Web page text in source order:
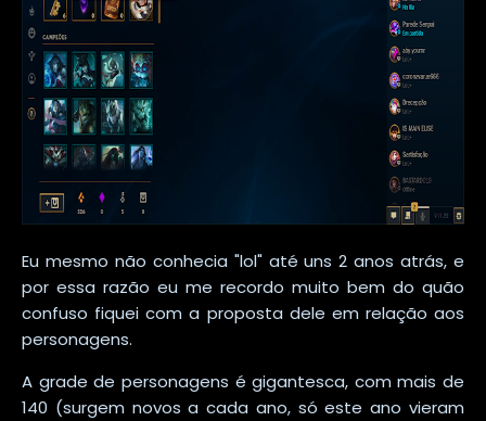
Eu mesmo não conhecia "lol" até uns 2 anos atrás, e
por essa razão eu me recordo muito bem do quão
confuso fiquei com a proposta dele em relação aos
personagens.
A grade de personagens é gigantesca, com mais de
140 (surgem novos a cada ano, só este ano vieram